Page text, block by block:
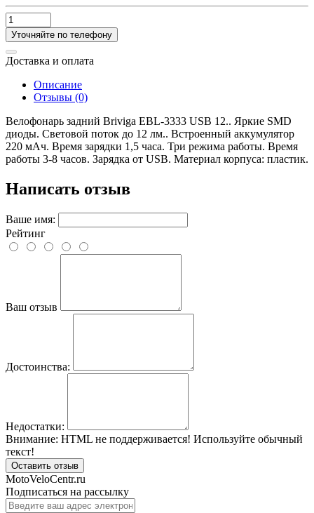
Уточняйте по телефону
Доставка и оплата
Описание
Отзывы (0)
Велофонарь задний Briviga EBL-3333 USB 12.. Яркие SMD
диоды. Световой поток до 12 лм.. Встроенный аккумулятор
220 мАч. Время зарядки 1,5 часа. Три режима работы. Время
работы 3-8 часов. Зарядка от USB. Материал корпуса: пластик.
Написать отзыв
Ваше имя:
Рейтинг
Ваш отзыв
Достоинства:
Недостатки:
Внимание: HTML не поддерживается! Используйте обычный
текст!
Оставить отзыв
MotoVeloCentr.ru
Подписаться на рассылку